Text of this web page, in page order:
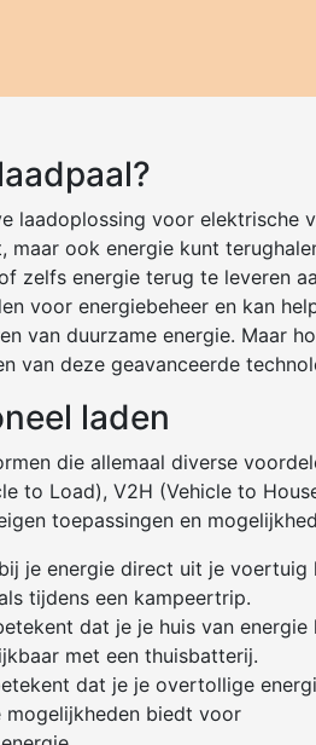
laadoplossing voor elektrische
maar ook energie kunt
zelfs energie terug te leveren
voor energiebeheer en kan
van duurzame energie. Maar
van deze geavanceerde
laden
die allemaal diverse
to Load), V2H (Vehicle to
toepassingen en
je energie direct uit je voertuig
tijdens een kampeertrip.
dat je je huis van energie
met een thuisbatterij.
dat je je overtollige
mogelijkheden biedt voor